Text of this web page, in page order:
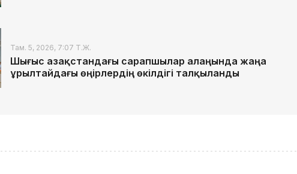
Там. 5, 2026, 7:07 Т.Ж.
Шығыс Қазақстандағы сарапшылар алаңында жаңа
Құрылтайдағы өңірлердің өкілдігі талқыланды